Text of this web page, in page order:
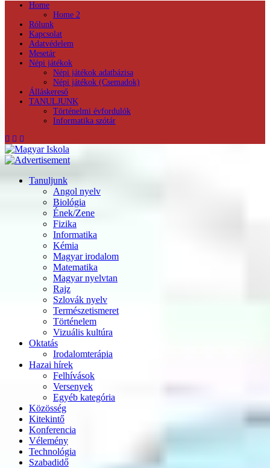
Home
Home 2
Rólunk
Kapcsolat
Adatvédelem
Mesetár
Népi játékok
Népi játékok adatbázisa
Népi játékok (Csemadok)
Álláskereső
TANULJUNK
Történelmi évfordulók
Informatika szótár
Tanuljunk
Angol nyelv
Biológia
Ének/Zene
Fizika
Informatika
Kémia
Magyar irodalom
Matematika
Magyar nyelvtan
Rajz
Szlovák nyelv
Természetismeret
Történelem
Vizuális kultúra
Oktatás
Irodalomterápia
Hazai hírek
Felhívások
Versenyek
Egyéb kategória
Közösség
Kitekintő
Konferencia
Vélemény
Technológia
Szabadidő